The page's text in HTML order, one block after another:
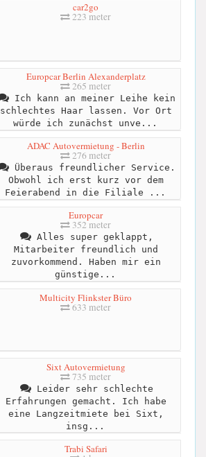
car2go
223 meter
Europcar Berlin Alexanderplatz
265 meter
Ich kann an meiner Leihe kein
schlechtes Haar lassen. Vor Ort
würde ich zunächst unve...
ADAC Autovermietung - Berlin
276 meter
Überaus freundlicher Service.
Obwohl ich erst kurz vor dem
Feierabend in die Filiale ...
Europcar
352 meter
Alles super geklappt,
Mitarbeiter freundlich und
zuvorkommend. Haben mir ein
günstige...
Multicity Flinkster Büro
633 meter
Sixt Autovermietung
735 meter
Leider sehr schlechte
Erfahrungen gemacht. Ich habe
eine Langzeitmiete bei Sixt,
insg...
Trabi Safari